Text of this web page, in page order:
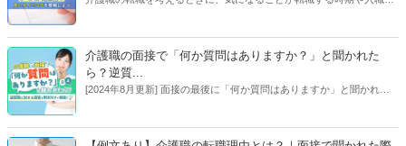
しく解説します。（コラム：脇 健仁）
介護職の面接で「何か質問はありますか？」と聞かれた
ら？逆質...
[2024年8月更新] 面接の最後に「何か質問はありますか」と聞かれた
トを紹介します。【執筆者：ささえるラボ編集部、コラム／専門家：